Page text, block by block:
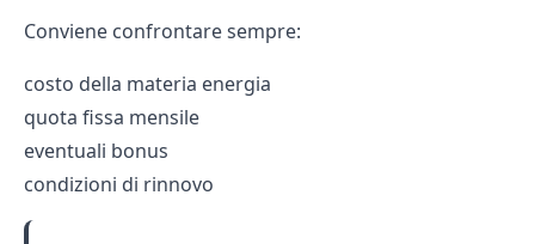
Conviene confrontare sempre:
costo della materia energia
quota fissa mensile
eventuali bonus
condizioni di rinnovo